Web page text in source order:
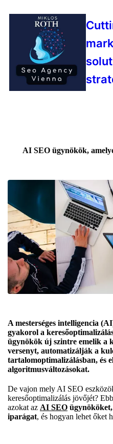
AI SEO ügynökök,
A mesterséges intelligencia
gyakorol a
ügynökök új szintre emelik a
versenyt, automatizálják a
tartalomoptimalizálásban, és
algoritmusváltozásokat.
De vajon mely AI SEO
keresőoptimalizálás jövőjét?
azokat az AI SEO
iparágat, és hogyan lehet őket